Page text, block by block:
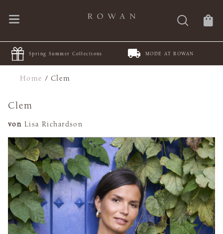
Spring Summer Collections MODE AT ROWAN
Home /Clem
Clem
von Lisa Richardson